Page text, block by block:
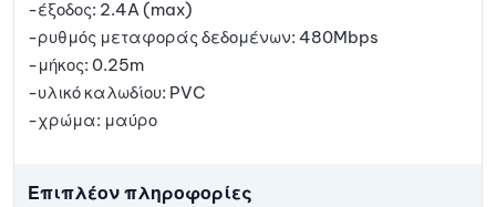
-έξοδος: 2.4A (max)
-ρυθμός μεταφοράς δεδομένων: 480Mbps
-μήκος: 0.25m
-υλικό καλωδίου: PVC
-χρώμα: μαύρο
Επιπλέον πληροφορίες